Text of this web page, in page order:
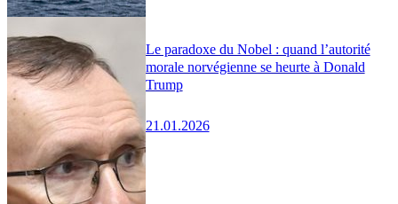
Le paradoxe du Nobel : quand l’autorité
morale norvégienne se heurte à Donald
Trump
21.01.2026